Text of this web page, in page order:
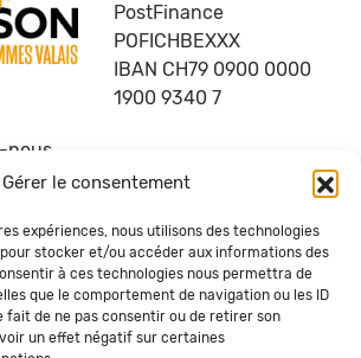
Gérer le consentement
expériences, nous utilisons des technologies
stocker et/ou accéder aux informations des
à ces technologies nous permettra de
que le comportement de navigation ou les ID
fait de ne pas consentir ou de retirer son
un effet négatif sur certaines
PostFinance
POFICHBEXXX
IBAN CH79 0900 0000
1900 9340 7
nous
fréquentes
de La Maison